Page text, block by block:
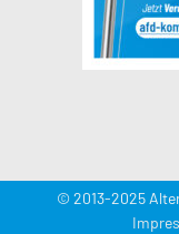
© 2013-2025